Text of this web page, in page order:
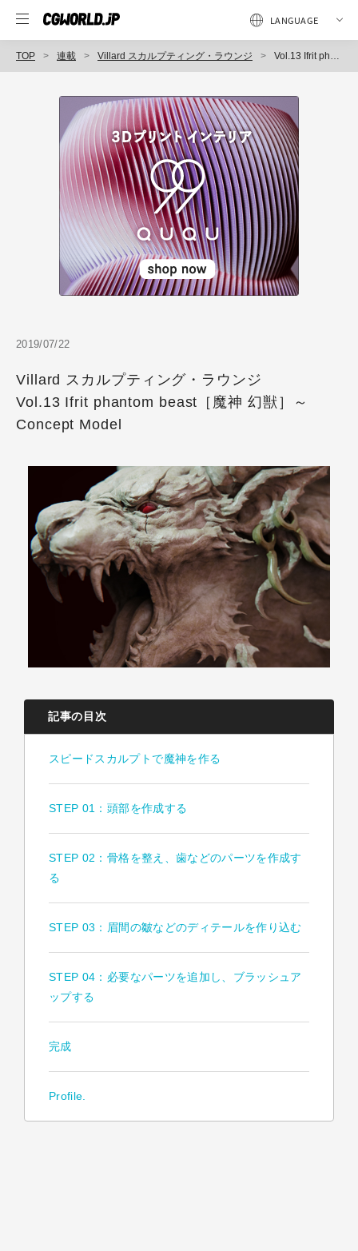
TOP 連載 Villard スカルプティング・ラウンジ Vol.13 Ifrit phantom beast［魔神 幻獣］～Concept Model
2019/07/22
Villard スカルプティング・ラウンジ
Vol.13 Ifrit phantom beast［魔神 幻獣］～
Concept Model
記事の目次
スピードスカルプトで魔神を作る
STEP 01：頭部を作成する
STEP 02：骨格を整え、歯などのパーツを作成す
る
STEP 03：眉間の皺などのディテールを作り込む
STEP 04：必要なパーツを追加し、ブラッシュア
ップする
完成
Profile.